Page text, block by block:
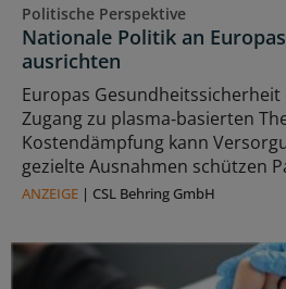
Politische Perspektive
Nationale Politik an
ausrichten
Europas
Zugang zu plasma‑basierten
Kostendämpfung kann
gezielte Ausnahmen schützen
ANZEIGE | CSL Behring GmbH